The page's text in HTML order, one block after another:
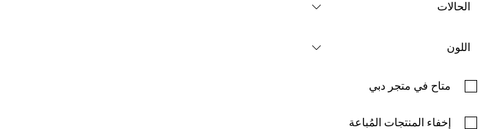
الحالات
اللون
متاح في متجر دبي
إخفاء المنتجات المُباعة